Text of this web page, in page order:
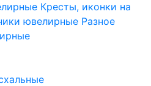
Кресты, иконки на
ювелирные Разное